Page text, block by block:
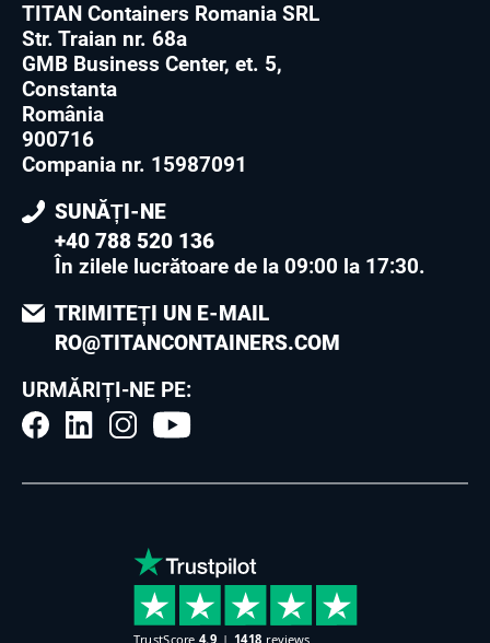
TITAN Containers Romania SRL
Str. Traian nr. 68a
GMB Business Center, et. 5,
Constanta
România
900716
Compania nr. 15987091
SUNĂȚI-NE
+40 788 520 136
În zilele lucrătoare de la 09:00 la 17:30.
TRIMITEȚI UN E-MAIL
RO@TITANCONTAINERS.COM
URMĂRIȚI-NE PE: